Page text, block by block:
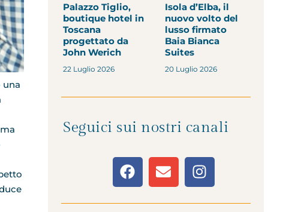
una
Palazzo Tiglio,
boutique hotel in
Toscana
progettato da
John Werich
22 Luglio 2026
Isola d’Elba, il
nuovo volto del
lusso firmato
Baia Bianca
Suites
20 Luglio 2026
Seguici sui nostri canali